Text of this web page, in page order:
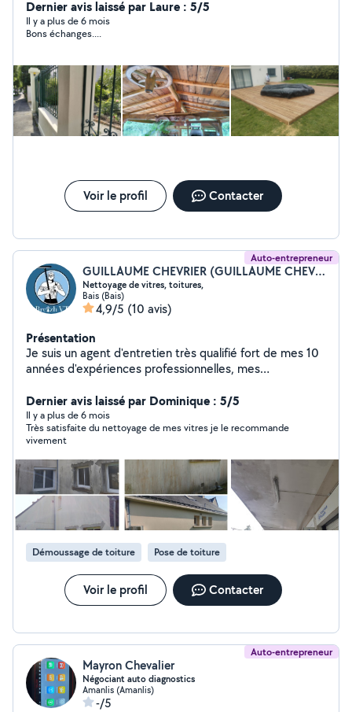
Dernier avis laissé par Laure : 5/5
Il y a plus de 6 mois
Bons échanges....
Voir le profil Contacter
Auto-entrepreneur
GUILLAUME CHEVRIER (GUILLAUME CHEVRIER)
Nettoyage de vitres, toitures,
Bais (Bais)
4,9/5 (10 avis)
Présentation
Je suis un agent d'entretien très qualifié fort de mes 10
années d'expériences professionnelles, mes
démoussage de toitures et façades par drone. Je
propose également des remises en état après travaux
pour professionnels ou particuliers. Je suis en mesure
d'effectuer des déblais, des décapages de sols, des
nettoyages de tapis, moquette, canapés. Mes prix sont
très raisonnables, je saurais être à l'écoute, donc je vous
laisse tenter le coup. Mes services sont disponibles sur
la région rennaise et sa périphérie.
Dernier avis laissé par Dominique : 5/5
Il y a plus de 6 mois
Très satisfaite du nettoyage de mes vitres je le recommande
vivement
Démoussage de toiture Pose de toiture
Voir le profil Contacter
Auto-entrepreneur
Mayron Chevalier
Négociant auto diagnostics
Amanlis (Amanlis)
-/5